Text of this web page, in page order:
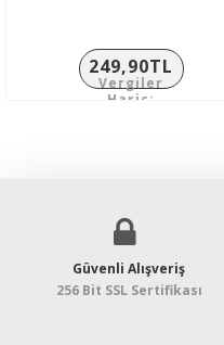
249,90TL
Vergiler
Hariç:
Güvenli Alışveriş
256 Bit SSL Sertifikası